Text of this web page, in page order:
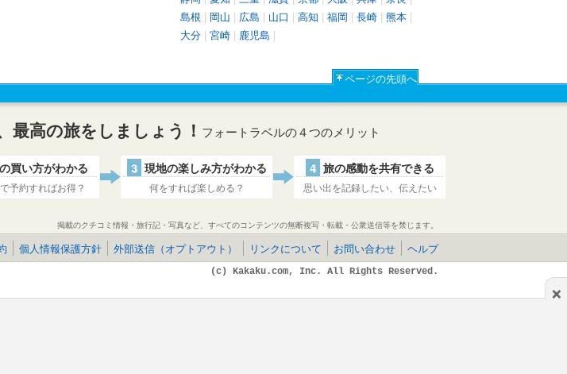
島根 | 岡山 | 広島 | 山口 | 高知 | 福岡 | 長崎 | 熊本 |
大分 | 宮崎 | 鹿児島 |
×
ページの先頭へ
最高の旅をしましょう！ フォートラベルの４つのメリット
買い方がわかる
予約すればお得？
3 現地の楽しみ方がわかる
何をすれば楽しめる？
4 旅の感動を共有できる
思い出を記録したい、伝えたい
掲載のクチコミ情報・旅行記・写真など、すべてのコンテンツの無断複写・転載・公衆送信等を禁じます。
個人情報保護方針 外部送信（オプトアウト） リンクについて お問い合わせ ヘルプ
(c) Kakaku.com, Inc. All Rights Reserved.